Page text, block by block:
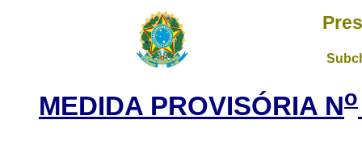
MEDIDA PROVISÓRIA No